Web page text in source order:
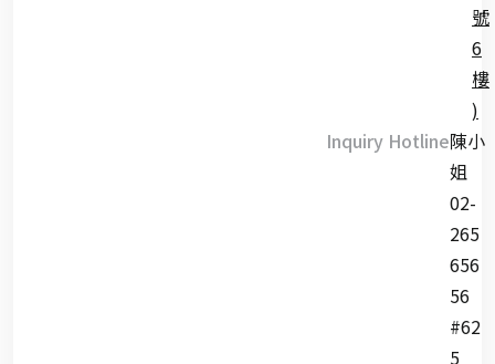
號
6
樓
)
Inquiry Hotline陳小
姐
02-
265
656
56
#62
5